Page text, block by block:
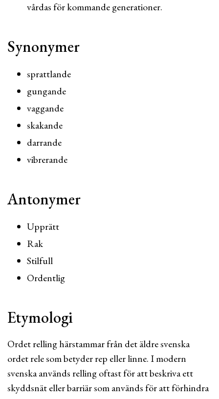
vårdas för kommande generationer.
Synonymer
sprattlande
gungande
vaggande
skakande
darrande
vibrerande
Antonymer
Upprätt
Rak
Stilfull
Ordentlig
Etymologi
Ordet relling härstammar från det äldre svenska
ordet rele som betyder rep eller linne. I modern
svenska används relling oftast för att beskriva ett
skyddsnät eller barriär som används för att förhindra